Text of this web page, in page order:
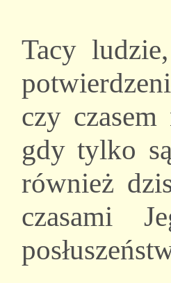
Tacy
czy czasem
gdy tylko
również
czasami